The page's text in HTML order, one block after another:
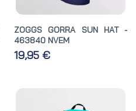
ZOGGS GORRA SUN HAT -
463840 NVEM
19,95 €